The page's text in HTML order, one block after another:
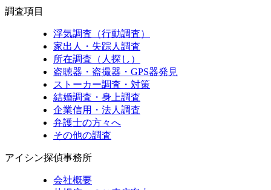
調査項目
浮気調査（行動調査）
家出人・失踪人調査
所在調査（人探し）
盗聴器・盗撮器・GPS器発見
ストーカー調査・対策
結婚調査・身上調査
企業信用・法人調査
弁護士の方々へ
その他の調査
アイシン探偵事務所
会社概要